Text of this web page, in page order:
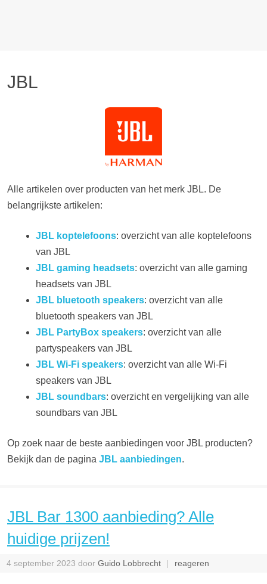
JBL
Alle artikelen over producten van het merk JBL. De
belangrijkste artikelen:
JBL koptelefoons: overzicht van alle koptelefoons
van JBL
JBL gaming headsets: overzicht van alle gaming
headsets van JBL
JBL bluetooth speakers: overzicht van alle
bluetooth speakers van JBL
JBL PartyBox speakers: overzicht van alle
partyspeakers van JBL
JBL Wi-Fi speakers: overzicht van alle Wi-Fi
speakers van JBL
JBL soundbars: overzicht en vergelijking van alle
soundbars van JBL
Op zoek naar de beste aanbiedingen voor JBL producten?
Bekijk dan de pagina JBL aanbiedingen.
JBL Bar 1300 aanbieding? Alle
huidige prijzen!
4 september 2023 door Guido Lobbrecht reageren